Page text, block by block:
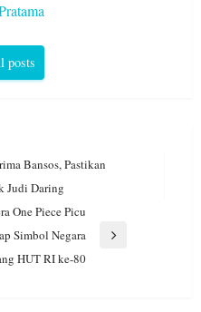
posts
Bansos, Pastikan
Judi Daring
One Piece Picu
Simbol Negara
HUT RI ke-80